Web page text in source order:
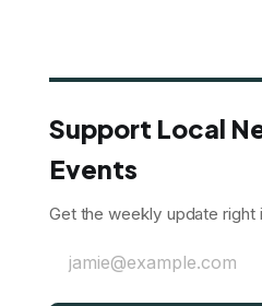
Support Local
Events
Get the weekly update right
jamie@example.com